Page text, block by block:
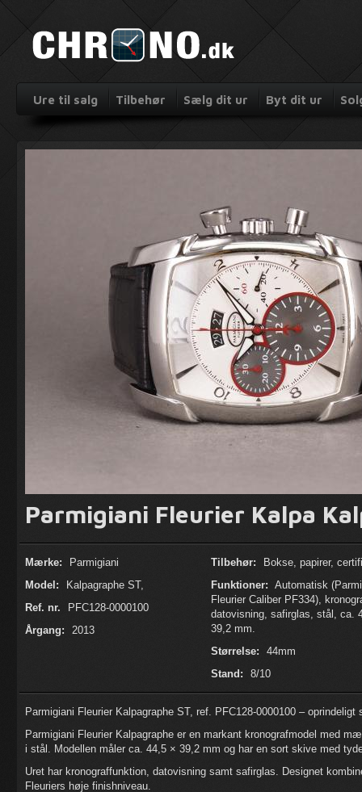
Ure til salg Tilbehør Sælg dit ur Byt dit ur
Parmigiani Fleurier Kalpa
Mærke:
Parmigiani
Model:
Kalpagraphe ST,
Ref. nr.
PFC128-0000100
Årgang:
2013
Tilbehør:
Bokse, papirer,
Funktioner: Automatisk
Fleurier Caliber PF334),
datovisning, safirglas, stål, ca.
39,2 mm.
Størrelse:
44mm
Stand:
8/10
Parmigiani Fleurier Kalpagraphe ST, ref. PFC128-0000100 – oprindeligt
Parmigiani Fleurier Kalpagraphe er en markant kronografmodel med
i stål. Modellen måler ca. 44,5 × 39,2 mm og har en sort skive med
Uret har kronograffunktion, datovisning samt safirglas. Designet
Fleuriers høje finishniveau.